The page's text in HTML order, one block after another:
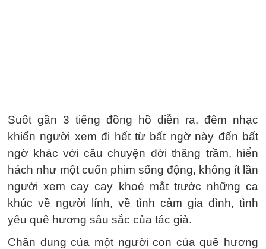
Suốt gần 3 tiếng đồng hồ diễn ra, đêm nhạc
khiến người xem đi hết từ bất ngờ này đến bất
ngờ khác với câu chuyện đời thăng trầm, hiển
hách như một cuốn phim sống động, không ít lần
người xem cay cay khoé mắt trước những ca
khúc về người lính, về tình cảm gia đình, tình
yêu quê hương sâu sắc của tác giả.
Chân dung của một người con của quê hương